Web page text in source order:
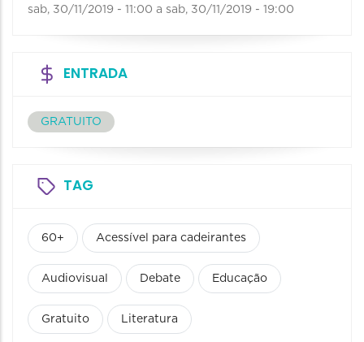
sab, 30/11/2019 - 11:00 a sab, 30/11/2019 - 19:00
ENTRADA
GRATUITO
TAG
60+ Acessível para cadeirantes
Audiovisual Debate Educação
Gratuito Literatura